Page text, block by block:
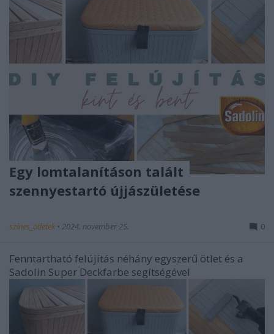
Egy lomtalanításon talált
szennyestartó újjászületése
színes_ötletek • 2024. november 25. 0
Fenntartható felújítás néhány egyszerű ötlet és a
Sadolin Super Deckfarbe segítségével